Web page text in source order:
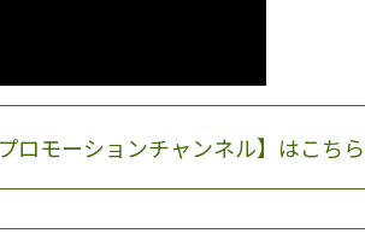
ロモーションチャンネル】はこちら